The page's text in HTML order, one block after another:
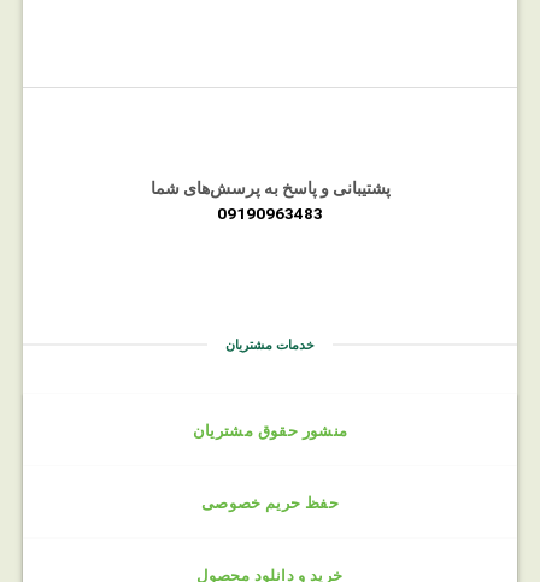
پشتیبانی و پاسخ به پرسش‌های شما
09190963483
خدمات مشتریان
منشور حقوق مشتریان
حفظ حریم خصوصی
خرید و دانلود محصول